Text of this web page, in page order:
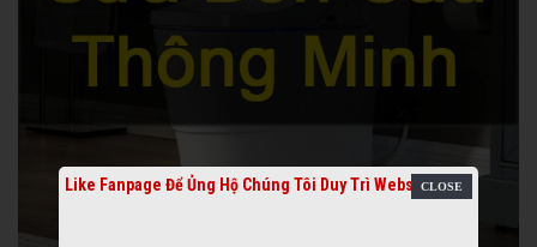
Like Fanpage Để Ủng Hộ Chúng Tôi Duy Trì Website